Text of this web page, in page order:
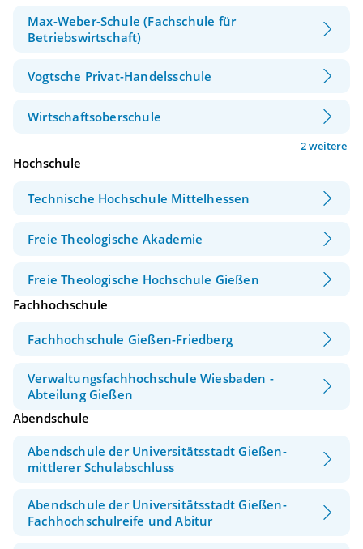
Max-Weber-Schule (Fachschule für
Betriebswirtschaft)
Vogtsche Privat-Handelsschule
Wirtschaftsoberschule
2 weitere
Hochschule
Technische Hochschule Mittelhessen
Freie Theologische Akademie
Freie Theologische Hochschule Gießen
Fachhochschule
Fachhochschule Gießen-Friedberg
Verwaltungsfachhochschule Wiesbaden -
Abteilung Gießen
Abendschule
Abendschule der Universitätsstadt Gießen-
mittlerer Schulabschluss
Abendschule der Universitätsstadt Gießen-
Fachhochschulreife und Abitur